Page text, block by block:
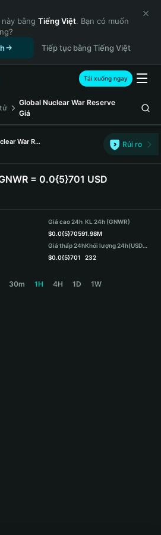
bằng Tiếng Việt. Bạn có muốn
Tiếp tục bằng Tiếng Việt
Tải xuống ngay
Global Nuclear War Reserve
Giá
Global Nuclear War Reserve
Rủi ro
= 0.0{5}701 USD
Giá cao 24h
$0.0{5}7059
Giá thấp 24h
$0.0{5}701
KL 24h (GNWR)
1.98M
Khối lượng 24h(USDT)
232
30m 1H 4H 1D 1W